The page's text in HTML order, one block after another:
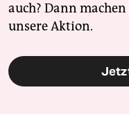
auch? Dann
unsere Aktion.